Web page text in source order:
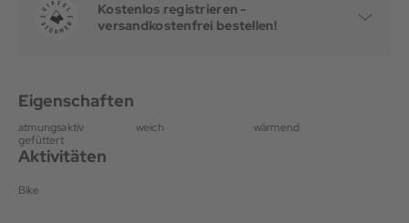
Kostenlos registrieren -
versandkostenfrei bestellen!
Eigenschaften
atmungsaktiv weich
wärmend
gefüttert
Aktivitäten
Bike